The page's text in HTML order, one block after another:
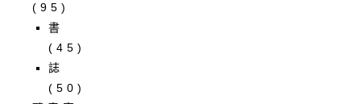
(95)
書
(45)
誌
(50)